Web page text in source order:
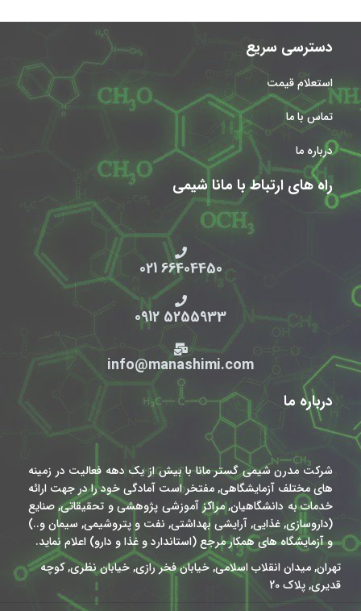
دسترسی سریع
استعلام قیمت
تماس با ما
درباره ما
راه های ارتباط با مانا شیمی
66404450 021
5255933 0912
info@manashimi.com
درباره ما
شرکت مدرن شیمی گستر مانا با بیش از یک دهه فعالیت در زمینه
های مختلف آزمایشگاهی, مفتخر است آمادگی خود را در جهت ارائه
خدمات به دانشگاهیان, مراکز آموزشی پژوهشی و تحقیقاتی, صنایع
(داروسازی, غذایی, آرایشی بهداشتی, نفت و پتروشیمی, سیمان و..)
و آزمایشگاه های همکار مرجع (استاندارد و غذا و دارو) اعلام نماید.
تهران, میدان انقلاب اسلامی, خیابان فخر رازی, خیابان نظری, کوچه
قدیری, پلاک 20